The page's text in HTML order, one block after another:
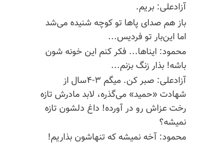
آزادعلی: بریم.
باز هم صدای پاها تو کوچه شنیده می‌شد
اما این‌بار تو فردیس...
محمود: ایناها... فکر کنم این خونه شون
باشه! بذار زنگ بزنم...
آزادعلی: صبر کن. میگم ۳-۴سال از
شهادت «حمید» می‌گذره، لابد مادرش تازه
رخت عزاش رو در آورده! داغ دلشون تازه
نمیشه؟
محمود: آخه نمیشه که تنهاشون بذاریم!